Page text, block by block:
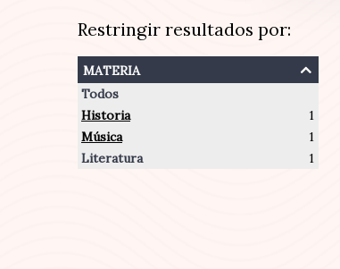
Restringir resultados por:
materia
Todos
Historia
1
Música
1
Literatura
1